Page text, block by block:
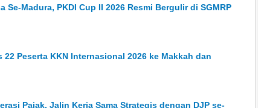
Se-Madura, PKDI Cup II 2026 Resmi Bergulir di SGMRP
Peserta KKN Internasional 2026 ke Makkah dan
Pajak, Jalin Kerja Sama Strategis dengan DJP se-